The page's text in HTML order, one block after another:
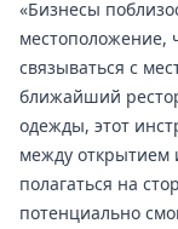
«Бизнесы
местоположение,
связываться с
ближайший
одежды, этот
между открытием
полагаться на
потенциально